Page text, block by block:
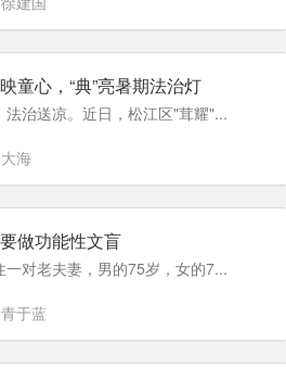
童心，“典”亮暑期法治灯
法治送凉。近日，松江区"茸耀"...
海
做功能性文盲
一对老夫妻，男的75岁，女的7...
于蓝